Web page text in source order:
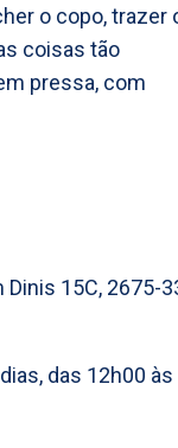
o copo, trazer
coisas tão
pressa, com
Dinis 15C, 2675-
das 12h00 às